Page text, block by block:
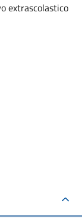
extrascolastico